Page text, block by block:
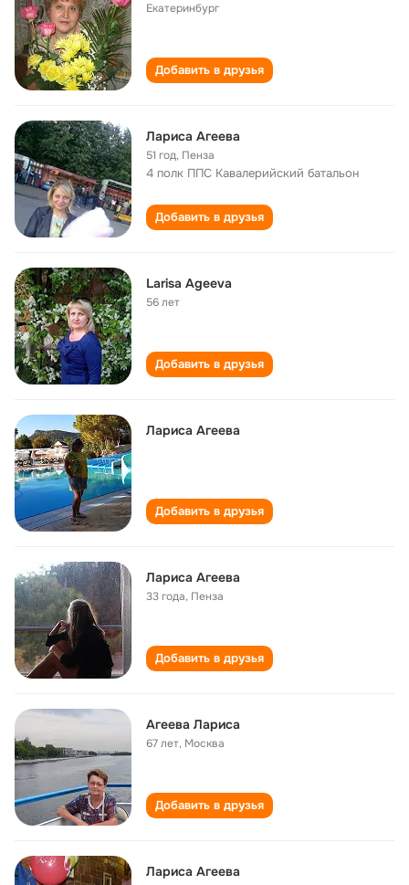
Екатеринбург
Добавить в друзья
Лариса Агеева
51 год, Пенза
4 полк ППС Кавалерийский батальон
Добавить в друзья
Larisa Ageeva
56 лет
Добавить в друзья
Лариса Агеева
Добавить в друзья
Лариса Агеева
33 года, Пенза
Добавить в друзья
Агеева Лариса
67 лет, Москва
Добавить в друзья
Лариса Агеева